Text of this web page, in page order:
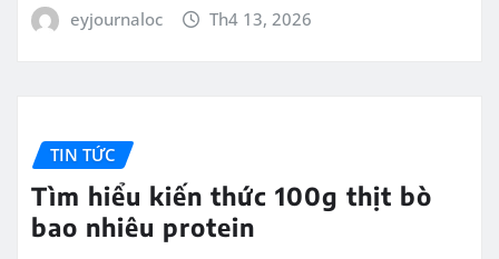
eyjournaloc Th4 13, 2026
TIN TỨC
Tìm hiểu kiến thức 100g thịt bò
bao nhiêu protein